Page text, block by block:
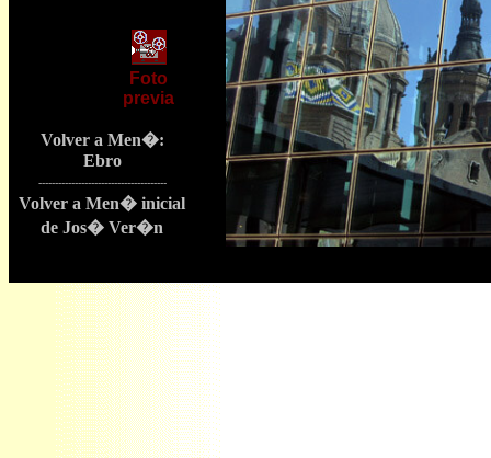
Foto
previa
Volver a Men�:
Ebro
---------------------------------------
Volver a Men� inicial
de Jos� Ver�n